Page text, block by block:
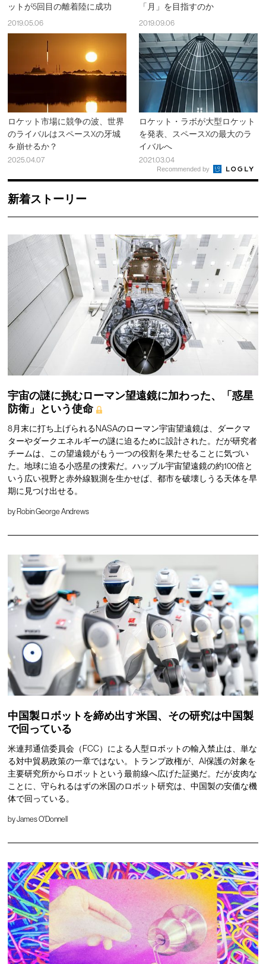
ットが5回目の離着陸に成功
2019.05.06
「月」を目指すのか
2019.09.06
ロケット市場に競争の波、世界
のライバルはスペースXの牙城
を崩せるか？
2025.04.07
ロケット・ラボが大型ロケット
を発表、スペースXの最大のラ
イバルへ
2021.03.04
Recommended by
新着ストーリー
宇宙の謎に挑むローマン望遠鏡に加わった、「惑星
防衛」という使命
8月末に打ち上げられるNASAのローマン宇宙望遠鏡は、ダークマ
ターやダークエネルギーの謎に迫るために設計された。だが研究者
チームは、この望遠鏡がもう一つの役割を果たせることに気づい
た。地球に迫る小惑星の捜索だ。ハッブル宇宙望遠鏡の約100倍と
いう広い視野と赤外線観測を生かせば、都市を破壊しうる天体を早
期に見つけ出せる。
by Robin George Andrews
中国製ロボットを締め出す米国、その研究は中国製
で回っている
米連邦通信委員会（FCC）による人型ロボットの輸入禁止は、単な
る対中貿易政策の一章ではない。トランプ政権が、AI保護の対象を
主要研究所からロボットという最前線へ広げた証拠だ。だが皮肉な
ことに、守られるはずの米国のロボット研究は、中国製の安価な機
体で回っている。
byJames O'Donnell